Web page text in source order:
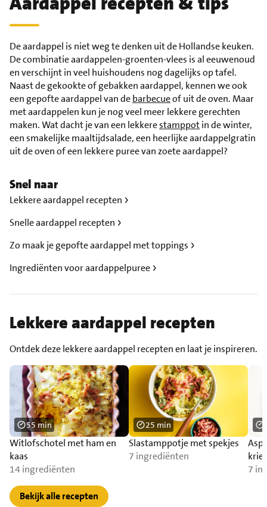
De aardappel is niet weg te denken uit de Hollandse keuken.
De combinatie aardappelen-groenten-vlees is al eeuwenoud
en verschijnt in veel huishoudens nog dagelijks op tafel.
Naast de gekookte of gebakken aardappel, kennen we ook
een gepofte aardappel van debarbecueof uit de oven. Maar
met aardappelen kun je nog veel meer lekkere gerechten
maken. Wat dacht je van een lekkerestamppotin de winter,
een smakelijke maaltijdsalade, een heerlijke aardappelgratin
uit de oven of een lekkere puree van zoete aardappel?
Snel naar
Lekkere aardappel recepten
Snelle aardappel recepten
Zo maak je gepofte aardappel met toppings
Ingrediënten voor aardappelpuree
Lekkere aardappel recepten
Ontdek deze lekkere aardappel recepten en laat je inspireren.
Witlofschotel met ham en
kaas
14 ingrediënten
55 min
Slastamppotje met spekjes
7 ingrediënten
25 min
7
Bekijk alle recepten